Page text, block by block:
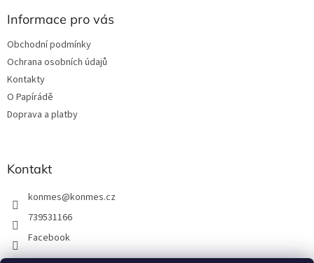
Informace pro vás
Obchodní podmínky
Ochrana osobních údajů
Kontakty
O Papírádě
Doprava a platby
Kontakt
konmes@konmes.cz
739531166
Facebook